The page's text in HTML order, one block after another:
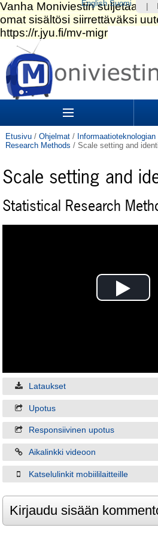
Siirry
sisältöön.
|
Siirry
navigointiin
Sections
Etusivu / Ohjelmat /
Research Methods / Scale setting and
Scale setting and
Statistical Research
Play
Lataukset
Upotus
Responsiivinen upotus
Aikalinkki videoon
Katselulinkit mobiililaitteille
English Suomi